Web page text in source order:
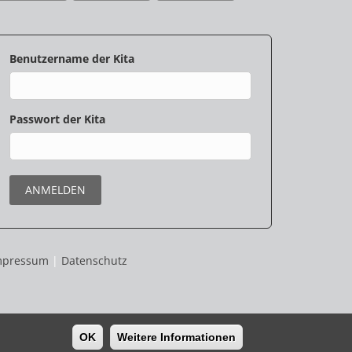
Benutzername
Passwort
| Datenschutz
OK Weitere Informationen